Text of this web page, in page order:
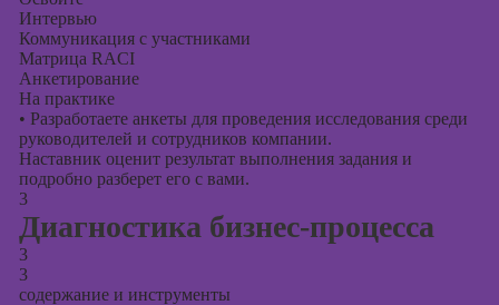
Интервью
Коммуникация с участниками
Матрица RACI
Анкетирование
На практике
• Разработаете анкеты для проведения исследования среди
руководителей и сотрудников компании.
Наставник оценит результат выполнения задания и
подробно разберет его с вами.
3
Диагностика бизнес-процесса
3
3
содержание и инструменты